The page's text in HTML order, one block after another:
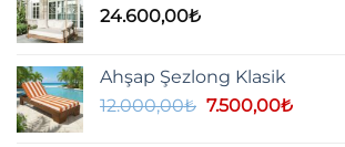
24.600,00₺
Ahşap Şezlong Klasik
12.000,00₺ Orijinal
7.500,00₺Şu